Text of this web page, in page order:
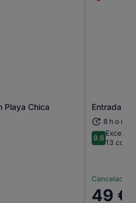
Playa Chica
en una pestaña nueva
Entrada al
8 h o más
9.69.6 sobre
13
Cancelación
El
49 €